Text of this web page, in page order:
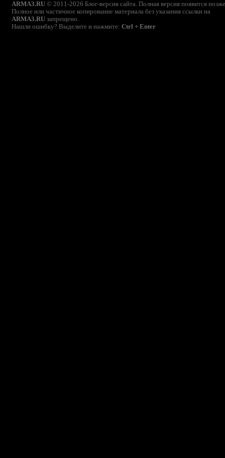
ARMA3.RU© 2011-2026 Блог-версия сайта. Полная версия появится
Полное или частичное копирование материала без указания ссылки на
ARMA3.RUзапрещено.
Нашли ошибку? Выделите и нажмите: Ctrl + Enter